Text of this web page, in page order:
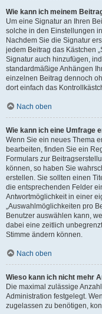
Wie kann ich meinem
Um eine Signatur an Ihren
solche in den Einstellungen
Nachdem Sie die Signatur
jedem Beitrag das Kästchen
Signatur auch hinzufügen,
standardmäßige Anhängen
einzelnen Beitrag dennoch
dort einfach das
Nach oben
Wie kann ich eine Umfrage
Wenn Sie ein neues Thema
bearbeiten, finden Sie ein
Formulars zur
können, so haben Sie
erstellen. Sie sollten einen
die entsprechenden Felder
Antwortmöglichkeit in einer
„Auswahlmöglichkeiten pro
Benutzer auswählen kann,
dabei eine zeitlich
Stimme ändern können.
Nach oben
Wieso kann ich nicht mehr
Die maximal zulässige
Administration festgelegt.
zugelassen zu benötigen,